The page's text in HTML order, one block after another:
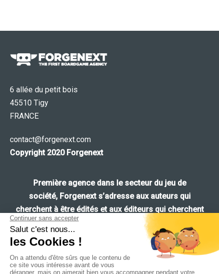
6 allée du petit bois
45510 Tigy
FRANCE
contact@forgenext.com
Copyright 2020 Forgenext
Première agencedans le secteur du jeu de
société, Forgenexts’adresse aux auteursqui
cherchent à être édités et aux éditeurs qui cherchent
leurs
prochains succès